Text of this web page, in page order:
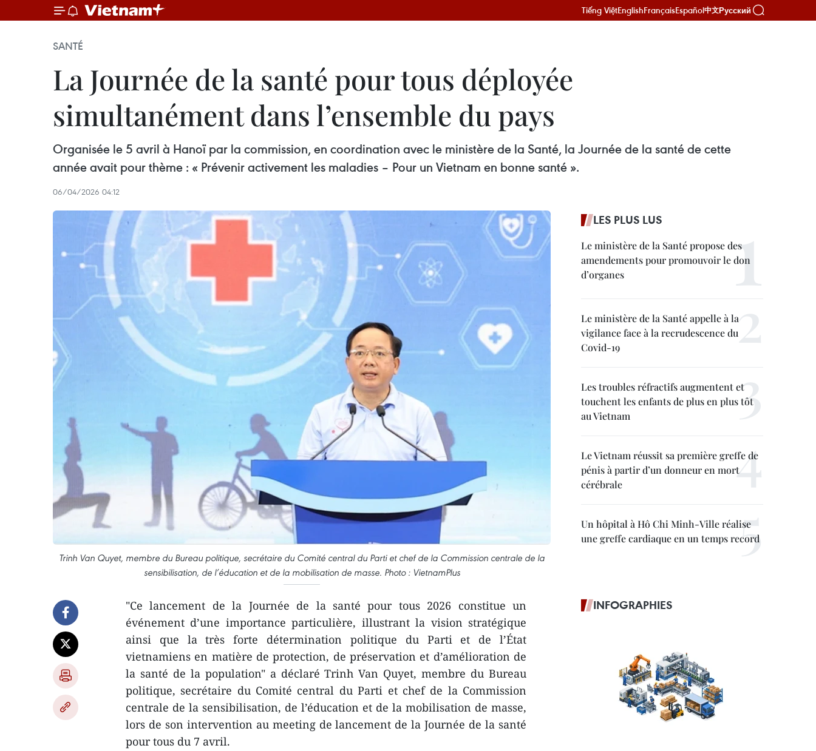
Tiếng ViệtEnglishFrançaisEspañol中文Русский
SANTÉ
La Journée de la santé pour tous déployée
simultanément dans l’ensemble du pays
Organisée le 5 avril à Hanoï par la commission, en coordination avec le ministère de la Santé, la Journée de la santé de cette
année avait pour thème : « Prévenir activement les maladies – Pour un Vietnam en bonne santé ».
06/04/2026 04:12
Trinh Van Quyet, membre du Bureau politique, secrétaire du Comité central du Parti et chef de la Commission centrale de la
sensibilisation, de l’éducation et de la mobilisation de masse. Photo : VietnamPlus
"Ce lancement de la Journée de la santé pour tous 2026 constitue un
événement d’une importance particulière, illustrant la vision stratégique
ainsi que la très forte détermination politique du Parti et de l’État
vietnamiens en matière de protection, de préservation et d’amélioration de
la santé de la population" a déclaré Trinh Van Quyet, membre du Bureau
politique, secrétaire du Comité central du Parti et chef de la Commission
centrale de la sensibilisation, de l’éducation et de la mobilisation de masse,
lors de son intervention au meeting de lancement de la Journée de la santé
pour tous du 7 avril.
LES PLUS LUS
Le ministère de la Santé propose des
amendements pour promouvoir le don
d’organes
Le ministère de la Santé appelle à la
vigilance face à la recrudescence du
Covid-19
Les troubles réfractifs augmentent et
touchent les enfants de plus en plus tôt
au Vietnam
Le Vietnam réussit sa première greffe de
pénis à partir d’un donneur en mort
cérébrale
Un hôpital à Hô Chi Minh-Ville réalise
une greffe cardiaque en un temps record
INFOGRAPHIES